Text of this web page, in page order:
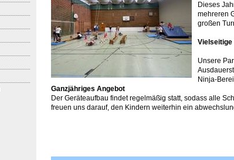
Dieses
mehreren
großen
Vielseitige
Unsere
Ninja-
Ganzjähriges Angebot
Der Geräteaufbau findet regelmäßig statt, sodass alle
freuen uns darauf, den Kindern weiterhin ein